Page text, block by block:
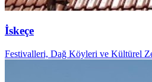
İskeçe
Festivalleri, Dağ Köyleri ve Kültürel